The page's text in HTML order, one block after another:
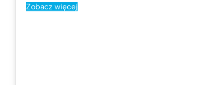
Zobacz więcej